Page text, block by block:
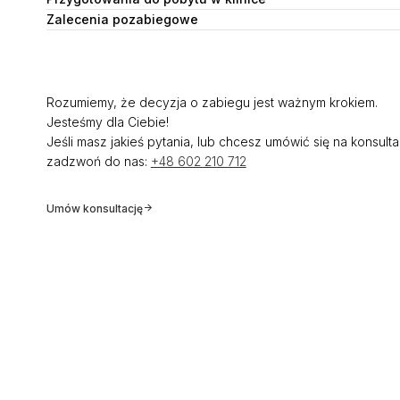
Zalecenia pozabiegowe
Rozumiemy, że decyzja o zabiegu jest ważnym krokiem.
Jesteśmy dla Ciebie!
Jeśli masz jakieś pytania, lub chcesz umówić się na
zadzwoń do nas: +48 602 210 712
Umów konsultację